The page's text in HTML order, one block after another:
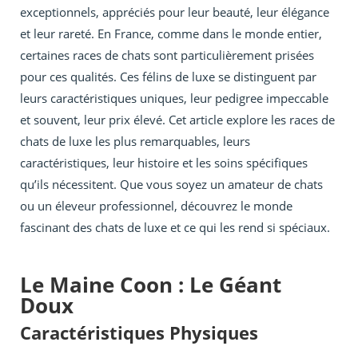
exceptionnels, appréciés pour leur beauté, leur élégance
et leur rareté. En France, comme dans le monde entier,
certaines races de chats sont particulièrement prisées
pour ces qualités. Ces félins de luxe se distinguent par
leurs caractéristiques uniques, leur pedigree impeccable
et souvent, leur prix élevé. Cet article explore les races de
chats de luxe les plus remarquables, leurs
caractéristiques, leur histoire et les soins spécifiques
qu’ils nécessitent. Que vous soyez un amateur de chats
ou un éleveur professionnel, découvrez le monde
fascinant des chats de luxe et ce qui les rend si spéciaux.
Le Maine Coon : Le Géant
Doux
Caractéristiques Physiques